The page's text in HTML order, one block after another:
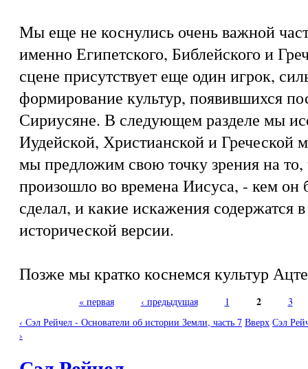
Мы еще не коснулись очень важной
именно Египетского, Библейского и
сцене присутствует еще один игрок,
формирование культур, появившихся
Сириусяне. В следующем разделе мы
Иудейской, Христианской и Греческой
мы предложим свою точку зрения на то,
произошло во времена Иисуса, - кем он
сделал, и какие искажения содержатся
исторической версии.
Позже мы кратко коснемся культур
Страницы
« первая ‹ предыдущая 1 2
3
‹ Сэл Рейчел - Основатели об истории Земли, часть 7 Вверх Сэл
›